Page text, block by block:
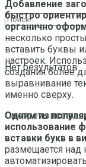
Нет результатов
Смотреть все
Добавление
быстро
органично
несколько
вставить буквы
настроек.
создания более
выравнивание
именно сверху.
Одним из
использование
вставки букв в
размещается